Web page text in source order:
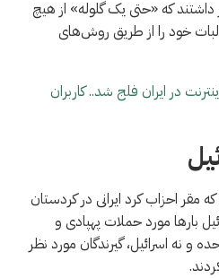
داشتند که «حتی یک گلوله» از هیچ
خود را از طریق روش‌های
در ایران فلج شد.. کاربران
مقر احزاب کرد ایرانی در کردستان
بارها مورد حملات پهپادی و
و نه اسرائیل، گیرندگان مورد نظر